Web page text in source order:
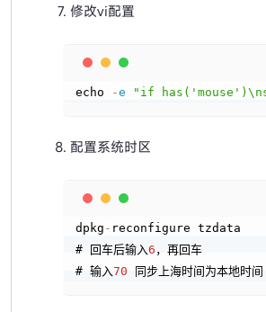
修改vi配置
echo -e "if
配置系统时区
dpkg - reconfigure tzdata
# 回车后输入6 ，再回车
# 输入70 同步上海时间为本地时间